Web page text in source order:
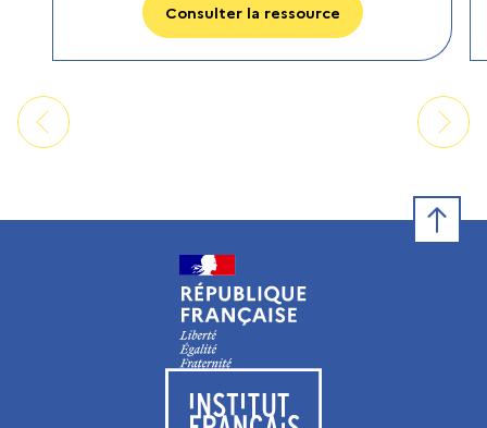
Consulter la ressource
Visiter le site de l’Institut français